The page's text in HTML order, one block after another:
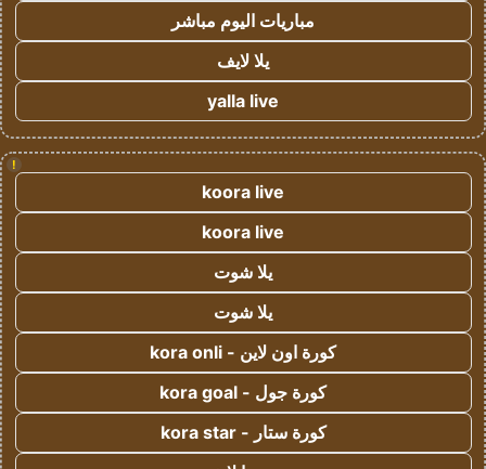
مباريات اليوم مباشر
يلا لايف
yalla live
!
koora live
koora live
يلا شوت
يلا شوت
كورة اون لاين - kora onli
كورة جول - kora goal
كورة ستار - kora star